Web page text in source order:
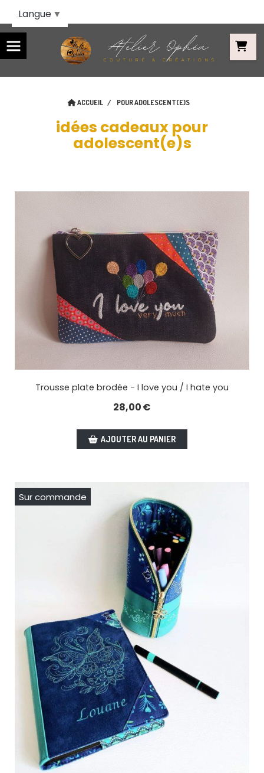
ACCUEIL POUR ADOLESCENT(E)S
idées cadeaux pour
adolescent(e)s
Trousse plate brodée - I love you / I hate you
28,00€
AJOUTER AU PANIER
Sur commande
Langue ▼